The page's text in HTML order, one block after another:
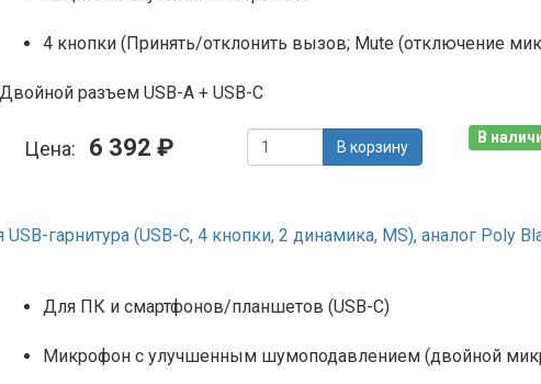
4 кнопки (Принять/отклонить вызов; Mute (отключение
Двойной разъем USB-A + USB-C
Цена: 6 392 ₽ В корзину
В
гарнитура (USB-C, 4 кнопки, 2 динамика, MS), аналог Poly
Для ПК и смартфонов/планшетов (USB-C)
Микрофон с улучшенным шумоподавлением (двойной